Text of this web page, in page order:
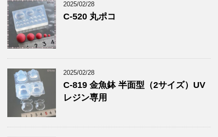
2025/02/28
C-520 丸ポコ
2025/02/28
C-819 金魚鉢 半面型（2サイズ）UV
レジン専用